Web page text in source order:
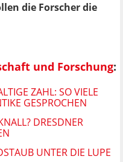
die Forscher die
und Forschung:
ZAHL: SO VIELE
GESPROCHEN
DRESDNER
UNTER DIE LUPE